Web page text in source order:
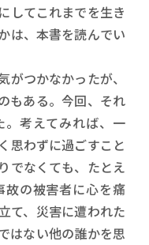
してこれまでを生き
は、本書を読んでい
つかなかったが、
もある。今回、それ
考えてみれば、一
思わずに過ごすこと
でなくても、たとえ
の被害者に心を痛
て、災害に遭われた
はない他の誰かを思